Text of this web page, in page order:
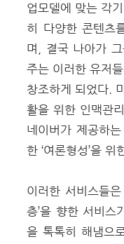
업모델에 맞는 각
히 다양한 콘텐츠
며, 결국 나아가
주는 이러한 유저
창조하게 되었다.
활을 위한 인맥관
네이버가 제공하
한 ‘여론형성’을
이러한 서비스들
층’을 향한 서비스
을 톡톡히 해냄으